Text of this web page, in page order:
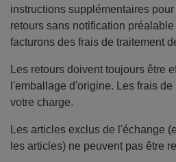
instructions supplémentaires
retours sans notification
facturons des frais de traitement
Les retours doivent toujours être
l'emballage d'origine. Les frais
votre charge.
Les articles exclus de l'échange
les articles) ne peuvent pas être